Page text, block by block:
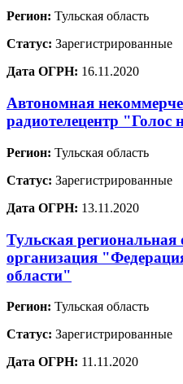
Регион: Тульская область
Статус: Зарегистрированные
Дата ОГРН: 16.11.2020
Автономная
радиотелецентр "Голос
Регион: Тульская область
Статус: Зарегистрированные
Дата ОГРН: 13.11.2020
Тульская региональная
организация
области"
Регион: Тульская область
Статус: Зарегистрированные
Дата ОГРН: 11.11.2020